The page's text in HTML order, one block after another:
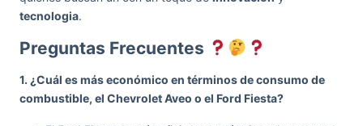
tecnologia.
Preguntas Frecuentes
1. ¿Cuál es más económico en términos de consumo de
combustible, el Chevrolet Aveo o el Ford Fiesta?